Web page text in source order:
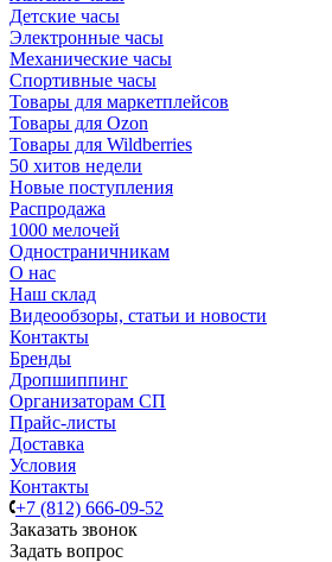
Детские часы
Электронные часы
Механические часы
Спортивные часы
Товары для маркетплейсов
Товары для Ozon
Товары для Wildberries
50 хитов недели
Новые поступления
Распродажа
1000 мелочей
Одностраничникам
О нас
Наш склад
Видеообзоры, статьи и новости
Контакты
Бренды
Дропшиппинг
Организаторам СП
Прайс-листы
Доставка
Условия
Контакты
+7 (812) 666-09-52
Заказать звонок
Задать вопрос